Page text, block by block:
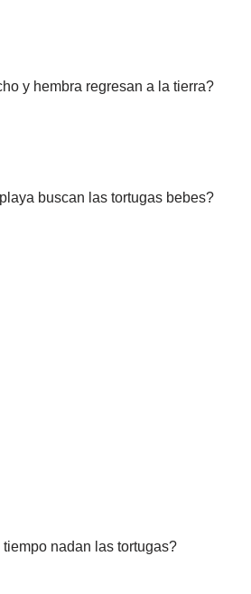
y hembra regresan a la tierra?
buscan las tortugas bebes?
nadan las tortugas?